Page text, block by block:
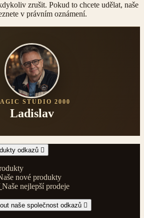
zrušit. Pokud to chcete udělat, naše
v právním oznámení.
STUDIO 2000
Ladislav
odkazů 
nové produkty
Naše nejlepší prodeje
naše společnost odkazů 